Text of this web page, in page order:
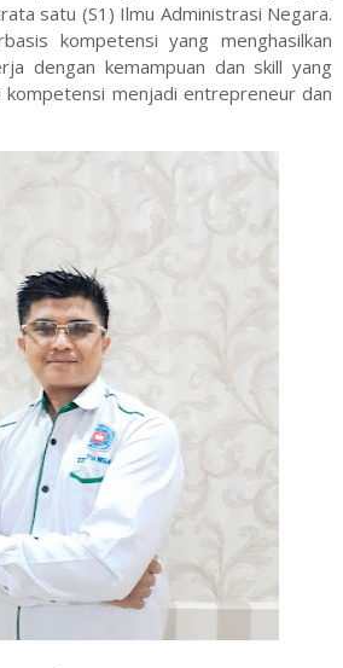
satu (S1) Ilmu Administrasi Negara.
kompetensi yang menghasilkan
dengan kemampuan dan skill yang
menjadi entrepreneur dan